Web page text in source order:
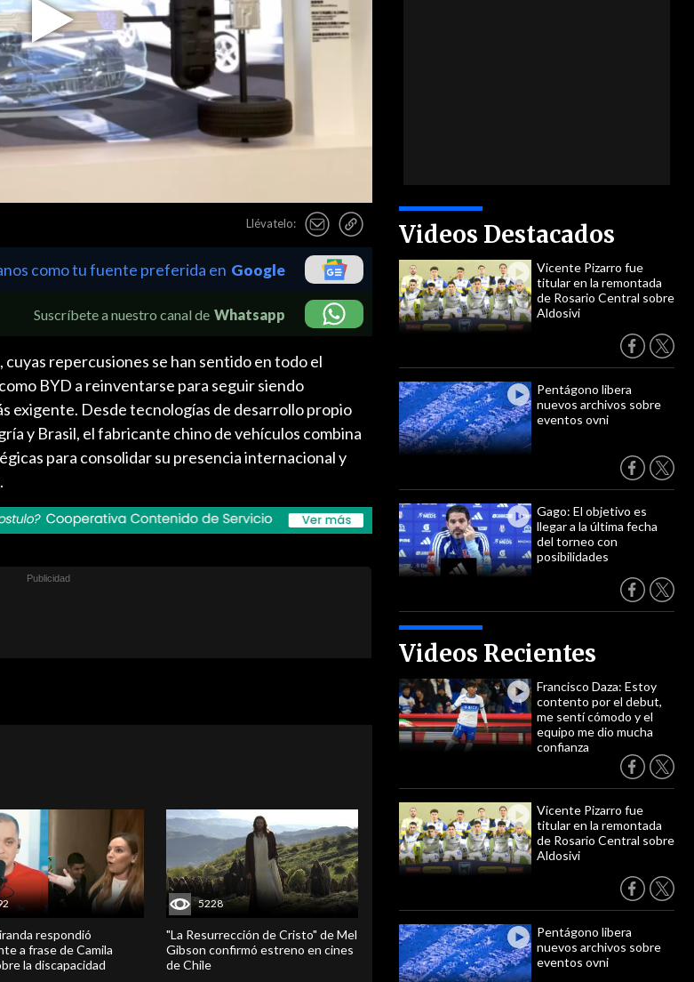
Play
Video
Llévatelo: Videos Destacados
Vicente Pizarro fue
titular en la remontada
de Rosario Central sobre
Aldosivi
Pentágono libera
nuevos archivos sobre
eventos ovni
Gago: El objetivo es
llegar a la última fecha
del torneo con
posibilidades
Videos Recientes
Francisco Daza: Estoy
contento por el debut,
me sentí cómodo y el
equipo me dio mucha
confianza
Vicente Pizarro fue
titular en la remontada
de Rosario Central sobre
Aldosivi
Pentágono libera
nuevos archivos sobre
eventos ovni
como tu fuente preferida en Google
Suscríbete a nuestro canal de Whatsapp
repercusiones se han sentido en todo el
BYD a reinventarse para seguir siendo
exigente. Desde tecnologías de desarrollo propio
y Brasil, el fabricante chino de vehículos combina
para consolidar su presencia internacional y
respondió
a frase de Camila
la discapacidad
5228
"La Resurrección de Cristo" de Mel
Gibson confirmó estreno en cines
de Chile